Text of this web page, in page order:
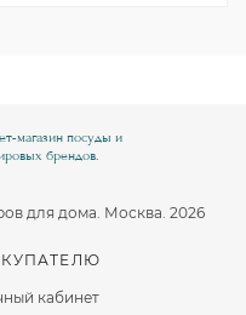
кабинет
магазин посуды и
брендов.
для дома. Москва. 2026